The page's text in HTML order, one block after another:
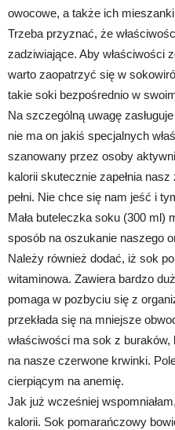
owocowe, a także ich
Trzeba przyznać, że
zadziwiające. Aby właściwości
warto zaopatrzyć się w
takie soki bezpośrednio w
Na szczególną uwagę
nie ma on jakiś specjalnych
szanowany przez osoby
kalorii skutecznie zapełnia
pełni. Nie chce się nam jeść i
Mała buteleczka soku (300 ml)
sposób na oszukanie naszego
Należy również dodać, iż sok
witaminowa. Zawiera bardzo
pomaga w pozbyciu się z
przekłada się na mniejsze
właściwości ma sok z buraków,
na nasze czerwone krwinki.
cierpiącym na anemię.
Jak już wcześniej
kalorii. Sok pomarańczowy